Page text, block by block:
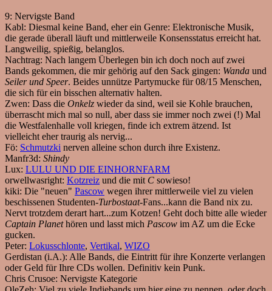
9: Nervigste Band
Kabl: Diesmal keine Band, eher ein Genre: Elektronische Musik,
die gerade überall läuft und mittlerweile Konsensstatus erreicht hat.
Langweilig, spießig, belanglos.
Nachtrag: Nach langem Überlegen bin ich doch noch auf zwei
Bands gekommen, die mir gehörig auf den Sack gingen: Wanda und
Seiler und Speer. Beides unnütze Partymucke für 08/15 Menschen,
die sich für ein bisschen alternativ halten.
Zwen: Dass die Onkelz wieder da sind, weil sie Kohle brauchen,
überrascht mich mal so null, aber dass sie immer noch zwei (!) Mal
die Westfalenhalle voll kriegen, finde ich extrem ätzend. Ist
vielleicht eher traurig als nervig...
Fö: Schmutzki nerven alleine schon durch ihre Existenz.
Manfr3d: Shindy
Lux: LULU UND DIE EINHORNFARM
orwellwasright: Kotzreiz und die mit C sowieso!
kiki: Die "neuen" Pascow wegen ihrer mittlerweile viel zu vielen
beschissenen Studenten-Turbostaat-Fans...kann die Band nix zu.
Nervt trotzdem derart hart...zum Kotzen! Geht doch bitte alle wieder
Captain Planethören und lasst mich Pascow im AZ um die Ecke
gucken.
Peter: Lokusschlonte, Vertikal, WIZO
Gerdistan (i.A.): Alle Bands, die Eintritt für ihre Konzerte verlangen
oder Geld für Ihre CDs wollen. Definitiv kein Punk.
Chris Crusoe: Nervigste Kategorie